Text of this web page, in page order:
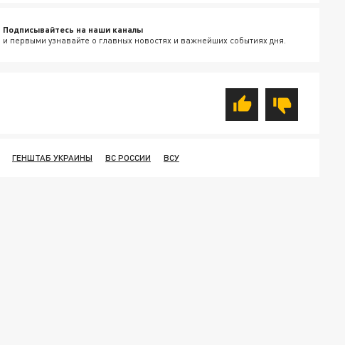
Подписывайтесь на наши каналы
и первыми узнавайте о главных новостях и важнейших событиях дня.
ГЕНШТАБ УКРАИНЫ ВС РОССИИ ВСУ